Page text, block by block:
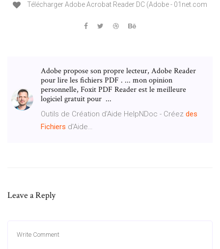
Télécharger Adobe Acrobat Reader DC (Adobe - 01net.com
Adobe propose son propre lecteur, Adobe Reader
pour lire les fichiers PDF . ... mon opinion
personnelle, Foxit PDF Reader est le meilleure
logiciel gratuit pour ...
Outils de Création d'Aide HelpNDoc - Créez des
Fichiers d'Aide…
Leave a Reply